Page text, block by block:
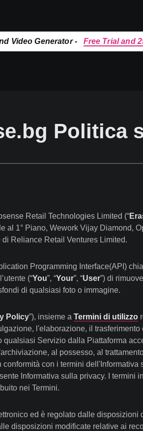
Video Generator - Free Trial and
Politica
Retail Technologies Limited (“
al 1° Piano, Wework Vijay Diamond,
Reliance Retail Ventures Limited.
Programming Interface(API)
(“You”, “Your”, “User”) di
di qualsiasi foto o immagine.
Policy”), insieme a Termini di utilizzo
l'elaborazione, il
Servizio dalla Piattaforma
al possesso, al
con i termini
Informativa sulla privacy. I
nei Termini.
ed è regolato dalle
disposizioni modificate relative ai